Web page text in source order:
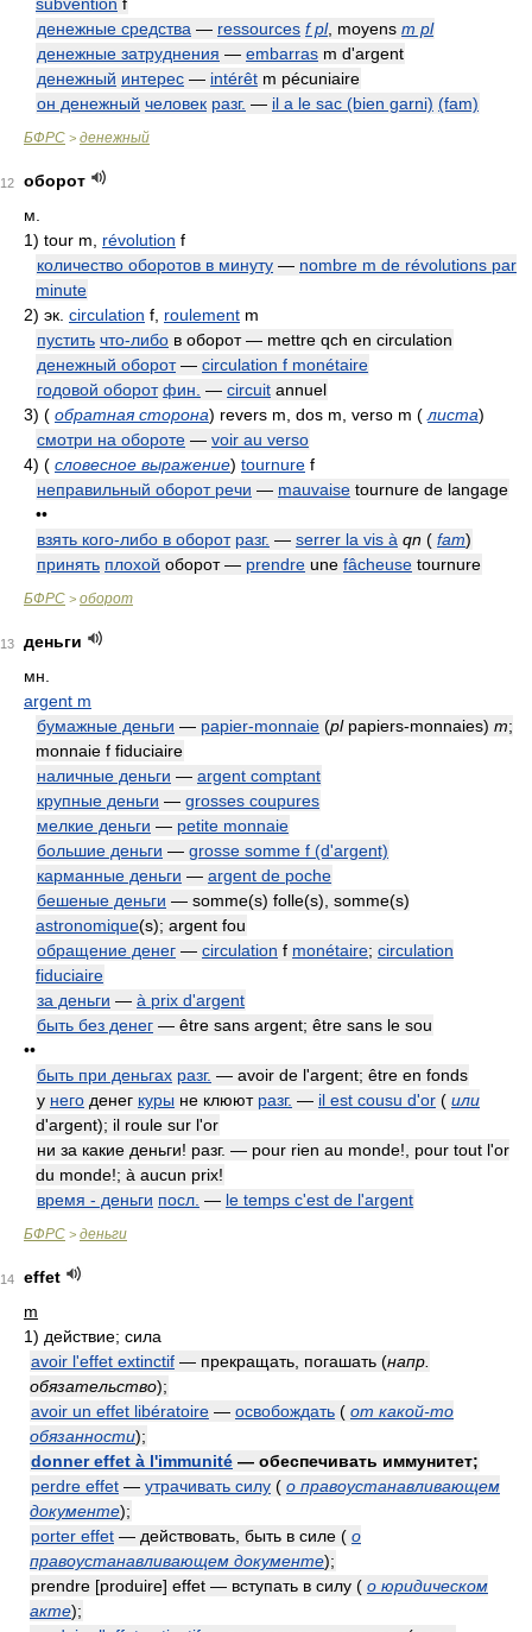
денежные средства — ressources f pl, moyens m pl
денежные затруднения — embarras m d'argent
денежный интерес — intérêt m pécuniaire
он денежный человек разг. — il a le sac (bien garni) (fam)
БФРС > денежный
12
оборот
м.
1) tour m, révolution f
количество оборотов в минуту — nombre m de révolutions par
minute
2) эк. circulation f, roulement m
пустить что-либо в оборот — mettre qch en circulation
денежный оборот— circulation f monétaire
годовой оборот фин. — circuit annuel
3) ( обратная сторона) revers m, dos m, verso m ( листа)
смотри на обороте — voir au verso
4) ( словесное выражение) tournure f
неправильный оборот речи — mauvaise tournure de langage
••
взять кого-либо в оборот разг. — serrer la vis à qn ( fam)
принять плохой оборот — prendre une fâcheuse tournure
БФРС > оборот
13
деньги
мн.
argent m
бумажные деньги — papier-monnaie (plpapiers-monnaies) m;
monnaie f fiduciaire
наличные деньги — argent comptant
крупные деньги — grosses coupures
мелкие деньги — petite monnaie
большие деньги — grosse somme f (d'argent)
карманные деньги — argent de poche
бешеные деньги — somme(s) folle(s), somme(s)
astronomique(s); argent fou
обращение денег — circulation f monétaire; circulation
fiduciaire
за деньги — à prix d'argent
быть без денег — être sans argent; être sans le sou
••
быть при деньгах разг. — avoir de l'argent; être en fonds
у него денег куры не клюют разг. — il est cousu d'or ( или
d'argent); il roule sur l'or
ни за какие деньги! разг. — pour rien au monde!, pour tout l'or
du monde!; à aucun prix!
время - деньги посл. — le temps c'est de l'argent
БФРС > деньги
14
effet
m
1) действие; сила
avoir l'effet extinctif — прекращать, погашать (напр.
обязательство);
avoir un effet libératoire — освобождать ( от какой-то
обязанности);
donner effet à l'immunité — обеспечивать иммунитет;
perdre effet — утрачивать силу ( о правоустанавливающем
документе);
porter effet — действовать, быть в силе ( о
правоустанавливающем документе);
prendre [produire] effet — вступать в силу ( о юридическом
акте);